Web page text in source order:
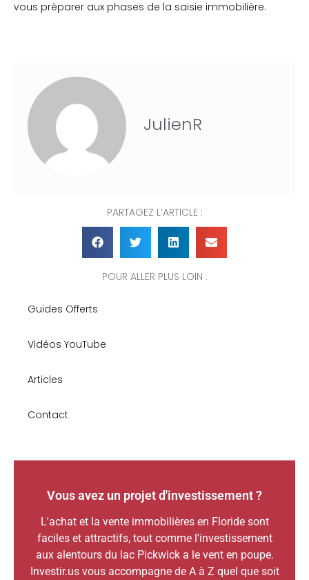
vous préparer aux phases de la saisie immobilière.
JulienR
PARTAGEZ L’ARTICLE :
POUR ALLER PLUS LOIN :
Guides Offerts
Vidéos YouTube
Articles
Contact
Vous avez un projet d'investissement ?
L'achat et la vente immobilières en Floride sont
faciles et attractifs, tout comme l'investissement
aux alentours du lac Pickwick a le vent en poupe.
Investir.us vous accompagne de A à Z quel que soit